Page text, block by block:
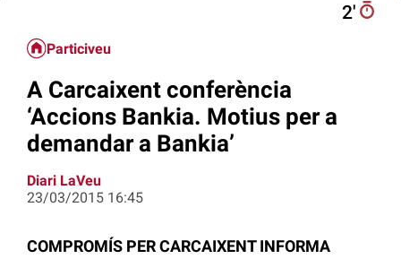
2′
Particiveu
A Carcaixent conferència
‘Accions Bankia. Motius per a
demandar a Bankia’
Diari LaVeu
23/03/2015 16:45
COMPROMÍS PER CARCAIXENT INFORMA